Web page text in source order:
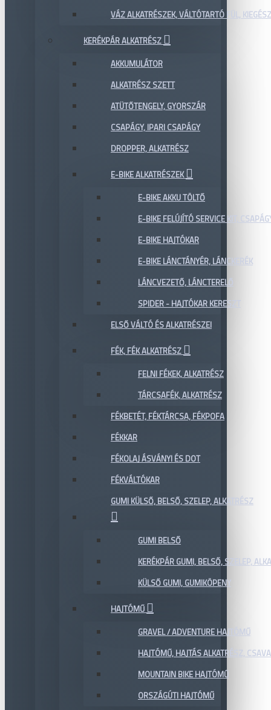
VÁZ ALKATRÉSZEK, VÁLTÓTARTÓ FÜL,
KERÉKPÁR ALKATRÉSZ
AKKUMULÁTOR
ALKATRÉSZ SZETT
ATÜTŐTENGELY, GYORSZÁR
CSAPÁGY, IPARI CSAPÁGY
DROPPER, ALKATRÉSZ
E-BIKE ALKATRÉSZEK
E-BIKE AKKU TÖLTŐ
E-BIKE FELÚJÍTÓ SERVICE KIT,
E-BIKE HAJTÓKAR
E-BIKE LÁNCTÁNYÉR, LÁNCKERÉK
LÁNCVEZETŐ, LÁNCTERELŐ
SPIDER - HAJTÓKAR KERESZT
ELSŐ VÁLTÓ ÉS ALKATRÉSZEI
FÉK, FÉK ALKATRÉSZ
FELNI FÉKEK, ALKATRÉSZ
TÁRCSAFÉK, ALKATRÉSZ
FÉKBETÉT, FÉKTÁRCSA, FÉKPOFA
FÉKKAR
FÉKOLAJ ÁSVÁNYI ÉS DOT
FÉKVÁLTÓKAR
GUMI KÜLSŐ, BELSŐ, SZELEP, ALKATRÉSZ
GUMI BELSŐ
KERÉKPÁR GUMI, BELSŐ, SZELEP,
KÜLSŐ GUMI, GUMIKÖPENY
HAJTÓMŰ
GRAVEL / ADVENTURE HAJTÓMŰ
HAJTÓMŰ, HAJTÁS ALKATRÉSZ,
MOUNTAIN BIKE HAJTÓMŰ
ORSZÁGÚTI HAJTÓMŰ